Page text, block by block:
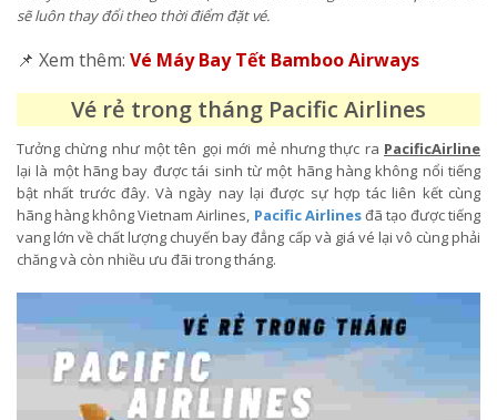
sẽ luôn thay đổi theo thời điểm đặt vé.
📌 Xem thêm: Vé Máy Bay Tết Bamboo Airways
Vé rẻ trong tháng Pacific Airlines
Tưởng chừng như một tên gọi mới mẻ nhưng thực ra PacificAirline
lại là một hãng bay được tái sinh từ một hãng hàng không nổi tiếng
bật nhất trước đây. Và ngày nay lại được sự hợp tác liên kết cùng
hãng hàng không Vietnam Airlines, Pacific Airlinesđã tạo được tiếng
vang lớn về chất lượng chuyến bay đẳng cấp và giá vé lại vô cùng phải
chăng và còn nhiều ưu đãi trong tháng.